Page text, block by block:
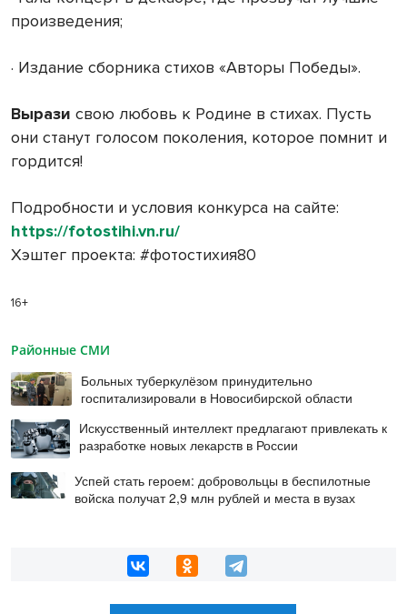
произведения;
· Издание сборника стихов «Авторы Победы».
Вырази свою любовь к Родине в стихах. Пусть
они станут голосом поколения, которое помнит и
гордится!
Подробности и условия конкурса на сайте:
https://fotostihi.vn.ru/
Хэштег проекта: #фотостихия80
16+
Районные СМИ
Больных туберкулёзом принудительно
госпитализировали в Новосибирской области
Искусственный интеллект предлагают привлекать к
разработке новых лекарств в России
Успей стать героем: добровольцы в беспилотные
войска получат 2,9 млн рублей и места в вузах